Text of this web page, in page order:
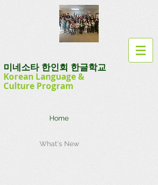
미네소타 한인회 한글학교
Korean Language&
Culture Program
Home
What's New